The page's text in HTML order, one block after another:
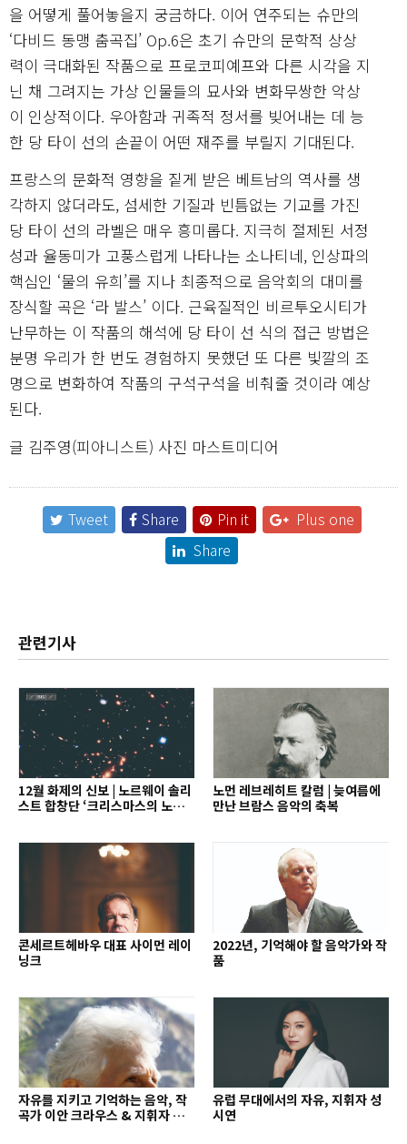
을 어떻게 풀어놓을지 궁금하다. 이어 연주되는 슈만의
‘다비드 동맹 춤곡집’ Op.6은 초기 슈만의 문학적 상상
력이 극대화된 작품으로 프로코피예프와 다른 시각을 지
닌 채 그려지는 가상 인물들의 묘사와 변화무쌍한 악상
이 인상적이다. 우아함과 귀족적 정서를 빚어내는 데 능
한 당 타이 선의 손끝이 어떤 재주를 부릴지 기대된다.
프랑스의 문화적 영향을 짙게 받은 베트남의 역사를 생
각하지 않더라도, 섬세한 기질과 빈틈없는 기교를 가진
당 타이 선의 라벨은 매우 흥미롭다. 지극히 절제된 서정
성과 율동미가 고풍스럽게 나타나는 소나티네, 인상파의
핵심인 ‘물의 유희’를 지나 최종적으로 음악회의 대미를
장식할 곡은 ‘라 발스’ 이다. 근육질적인 비르투오시티가
난무하는 이 작품의 해석에 당 타이 선 식의 접근 방법은
분명 우리가 한 번도 경험하지 못했던 또 다른 빛깔의 조
명으로 변화하여 작품의 구석구석을 비춰줄 것이라 예상
된다.
글 김주영(피아니스트) 사진 마스트미디어
Tweet Share Pin it
Plus one
Share
관련기사
12월 화제의 신보 | 노르웨이 솔리
스트 합창단 ‘크리스마스의 노래’
노먼 레브레히트 칼럼 | 늦여름에
만난 브람스 음악의 축복
콘세르트헤바우 대표 사이먼 레이
닝크
2022년, 기억해야 할 음악가와 작
품
자유를 지키고 기억하는 음악, 작
곡가 이안 크라우스 & 지휘자 배
유럽 무대에서의 자유, 지휘자 성
시연